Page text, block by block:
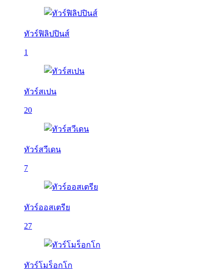
ทัวร์ฟิลิปปินส์
1
ทัวร์สเปน
20
ทัวร์สวีเดน
7
ทัวร์ออสเตรีย
27
ทัวร์โมร็อกโก